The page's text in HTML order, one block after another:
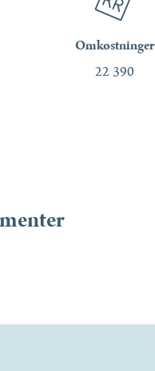
Omkostninger
22 390